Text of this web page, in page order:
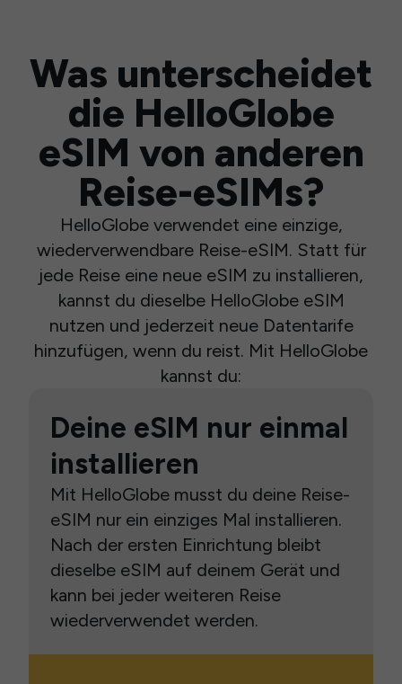
Was unterscheidet
die HelloGlobe
eSIM von anderen
Reise-eSIMs?
HelloGlobe verwendet eine einzige,
wiederverwendbare Reise-eSIM. Statt für
jede Reise eine neue eSIM zu installieren,
kannst du dieselbe HelloGlobe eSIM
nutzen und jederzeit neue Datentarife
hinzufügen, wenn du reist. Mit HelloGlobe
kannst du:
Deine eSIM nur einmal
installieren
Mit HelloGlobe musst du deine Reise-
eSIM nur ein einziges Mal installieren.
Nach der ersten Einrichtung bleibt
dieselbe eSIM auf deinem Gerät und
kann bei jeder weiteren Reise
wiederverwendet werden.